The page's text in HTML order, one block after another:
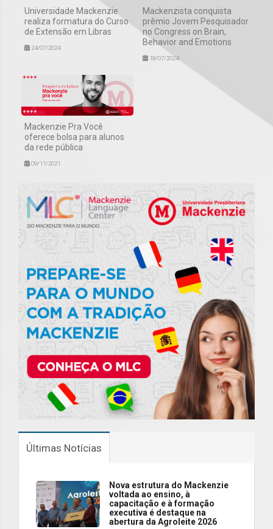
Universidade Mackenzie
realiza formatura do Curso
de Extensão em Libras
24/07/2024
Mackenzista conquista
prêmio Jovem Pesquisador
no Congress on Brain,
Behavior and Emotions
18/07/2024
Mackenzie Pra Você
oferece bolsa para alunos
da rede pública
09/11/2021
Últimas Notícias
Nova estrutura do Mackenzie
voltada ao ensino, à
capacitação e à formação
executiva é destaque na
abertura da Agroleite 2026